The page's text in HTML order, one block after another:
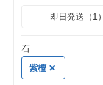
即日発送（1）
石
紫檀